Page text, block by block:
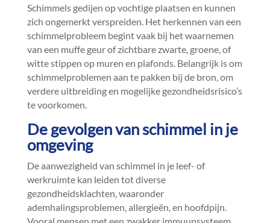
Schimmels gedijen op vochtige plaatsen en kunnen
zich ongemerkt verspreiden.​ Het herkennen van een
schimmelprobleem begint vaak bij het waarnemen
van een muffe geur of zichtbare zwarte, groene, of
witte stippen op muren en plafonds.​ Belangrijk is om
schimmelproblemen aan te pakken bij de bron, om
verdere uitbreiding en mogelijke gezondheidsrisico’s
te voorkomen.​
De gevolgen van schimmel in je
omgeving
De aanwezigheid van schimmel in je leef- of
werkruimte kan leiden tot diverse
gezondheidsklachten, waaronder
ademhalingsproblemen, allergieën, en hoofdpijn.​